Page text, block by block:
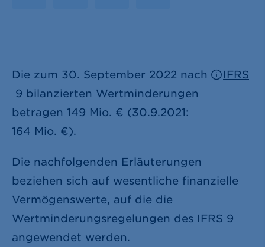
Die zum 30. September 2022 nach
IFRS
9 bilanzierten Wertminderungen
betragen 149 Mio. € (30.9.2021:
164 Mio. €).
Die nachfolgenden Erläuterungen
beziehen sich auf wesentliche finanzielle
Vermögenswerte, auf die die
Wertminderungsregelungen des IFRS 9
angewendet werden.